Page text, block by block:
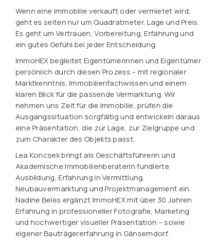
Wenn eine Immobilie verkauft oder vermietet wird,
geht es selten nur um Quadratmeter, Lage und Preis.
Es geht um Vertrauen, Vorbereitung, Erfahrung und
ein gutes Gefühl bei jeder Entscheidung.
ImmoHEX begleitet Eigentümerinnen und Eigentümer
persönlich durch diesen Prozess – mit regionaler
Marktkenntnis, Immobilienfachwissen und einem
klaren Blick für die passende Vermarktung. Wir
nehmen uns Zeit für die Immobilie, prüfen die
Ausgangssituation sorgfältig und entwickeln daraus
eine Präsentation, die zur Lage, zur Zielgruppe und
zum Charakter des Objekts passt.
Lea Koncsek bringt als Geschäftsführerin und
Akademische Immobilienberaterin fundierte
Ausbildung, Erfahrung in Vermittlung,
Neubauvermarktung und Projektmanagement ein.
Nadine Beles ergänzt ImmoHEX mit über 30 Jahren
Erfahrung in professioneller Fotografie, Marketing
und hochwertiger visueller Präsentation – sowie
eigener Bauträgererfahrung in Gänserndorf.